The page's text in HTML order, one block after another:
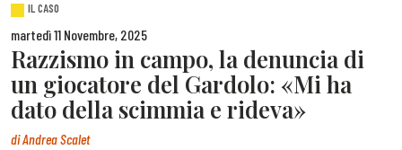
IL CASO
martedì 11 Novembre, 2025
Razzismo in campo, la denuncia di
un giocatore del Gardolo: «Mi ha
dato della scimmia e rideva»
diAndrea Scalet